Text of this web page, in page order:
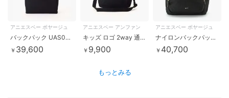
アニエスベー ボヤージュ
バックパック UAS08-05
￥ 39,600
アニエスベー アンファン
キッズ ロゴ 2way 通園バッグ
￥ 9,900
アニエスベー ボヤージュ
ナイロンバックパック”Maron” FT03A-07
￥ 40,700
もっとみる